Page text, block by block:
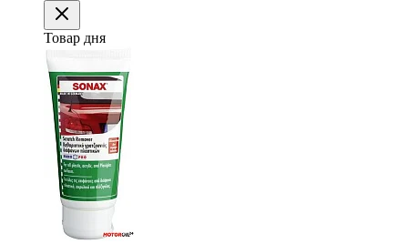
Товар дня